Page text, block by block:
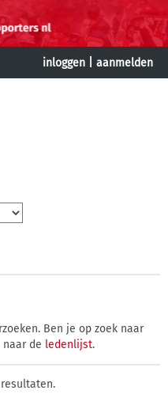
inloggen aanmelden
Ben je op zoek naar
de ledenlijst.
resultaten.